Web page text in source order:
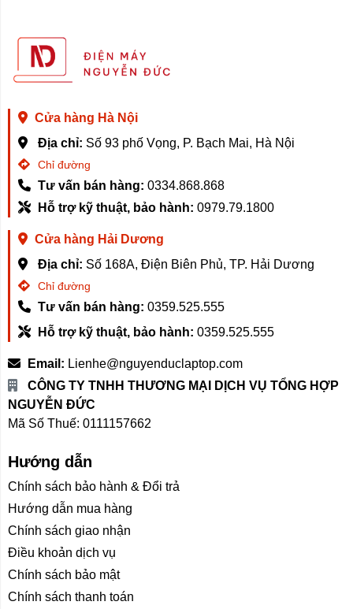
Cửa hàng Hà Nội
Địa chỉ: Số 93 phố Vọng, P. Bạch Mai, Hà Nội
Chỉ đường
Tư vấn bán hàng: 0334.868.868
Hỗ trợ kỹ thuật, bảo hành: 0979.79.1800
Cửa hàng Hải Dương
Địa chỉ: Số 168A, Điện Biên Phủ, TP. Hải Dương
Chỉ đường
Tư vấn bán hàng: 0359.525.555
Hỗ trợ kỹ thuật, bảo hành: 0359.525.555
Email: Lienhe@nguyenduclaptop.com
CÔNG TY TNHH THƯƠNG MẠI DỊCH VỤ TỔNG HỢP
NGUYỄN ĐỨC
Mã Số Thuế: 0111157662
Hướng dẫn
Chính sách bảo hành & Đổi trả
Hướng dẫn mua hàng
Chính sách giao nhận
Điều khoản dịch vụ
Chính sách bảo mật
Chính sách thanh toán